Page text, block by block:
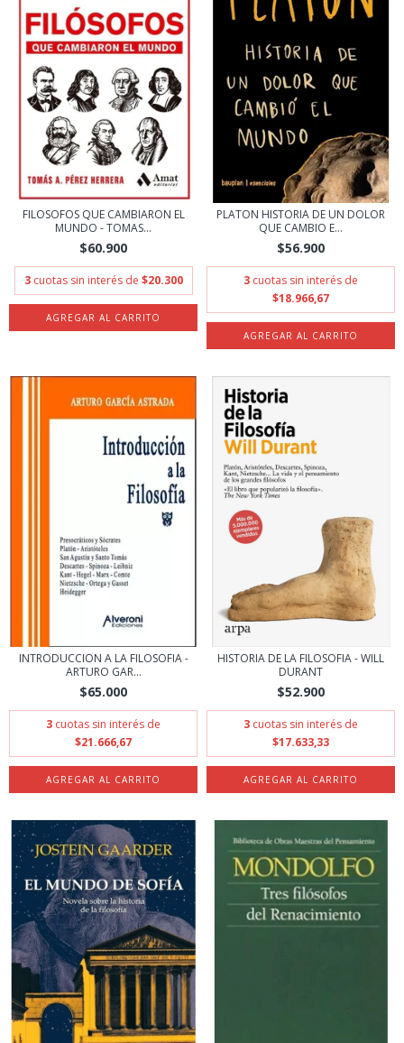
FILOSOFOS QUE CAMBIARON EL
MUNDO - TOMAS...
$60.900
3 cuotas sin interés de $20.300
PLATON HISTORIA DE UN DOLOR
QUE CAMBIO E...
$56.900
3 cuotas sin interés de
$18.966,67
INTRODUCCION A LA FILOSOFIA -
ARTURO GAR...
$65.000
3 cuotas sin interés de
$21.666,67
HISTORIA DE LA FILOSOFIA - WILL
DURANT
$52.900
3 cuotas sin interés de
$17.633,33